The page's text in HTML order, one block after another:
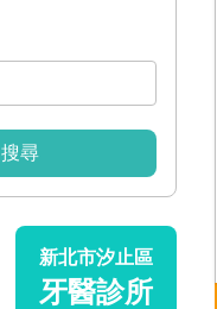
搜尋
新北市汐止區
牙醫診所